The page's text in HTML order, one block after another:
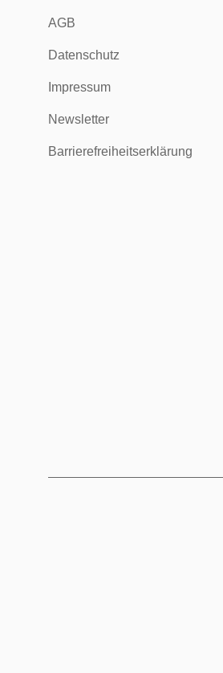
AGB
Datenschutz
Impressum
Newsletter
Barrierefreiheitserklärung